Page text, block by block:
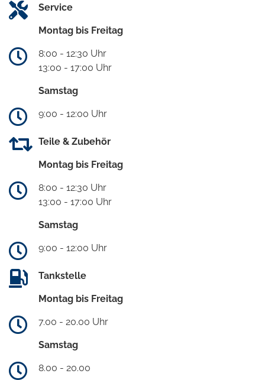
Service
Montag bis Freitag
8:00 - 12:30 Uhr
13:00 - 17:00 Uhr
Samstag
9:00 - 12:00 Uhr
Teile & Zubehör
Montag bis Freitag
8:00 - 12:30 Uhr
13:00 - 17:00 Uhr
Samstag
9:00 - 12:00 Uhr
Tankstelle
Montag bis Freitag
7.00 - 20.00 Uhr
Samstag
8.00 - 20.00